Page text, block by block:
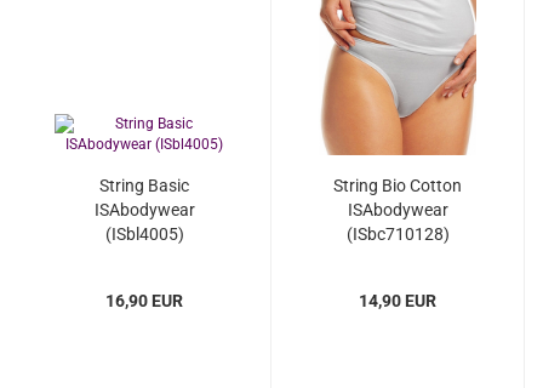
String Basic
ISAbodywear
(ISbl4005)
16,90 EUR
String Bio Cotton
ISAbodywear
(ISbc710128)
14,90 EUR